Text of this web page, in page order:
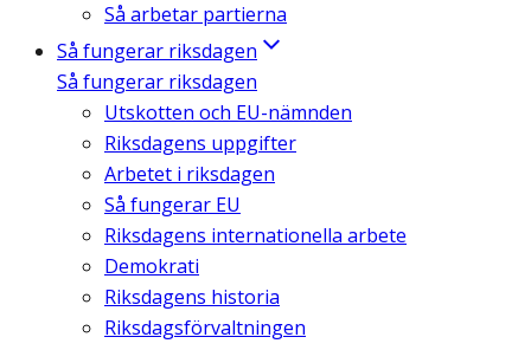
Så arbetar partierna
Så fungerar riksdagen
Så fungerar riksdagen
Utskotten och EU-nämnden
Riksdagens uppgifter
Arbetet i riksdagen
Så fungerar EU
Riksdagens internationella arbete
Demokrati
Riksdagens historia
Riksdagsförvaltningen